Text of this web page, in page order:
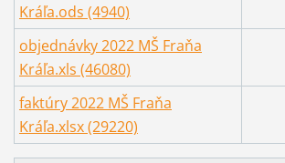
Kráľa.ods (4940)
objednávky 2022 MŠ Fraňa
Kráľa.xls (46080)
faktúry 2022 MŠ Fraňa
Kráľa.xlsx (29220)